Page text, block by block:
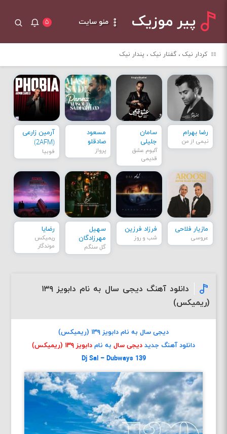
پیر موزیک منو سایت ۵
کردار نیک ، گفتار نیک ، پندار نیک
رضا بهرام
نیمی از من
سامان
جلیلی
آلبوم عشق
قدیمی
مسعود
صادقلو
پرواز
آرمین زارعی
(2AFM)
فوبیا
مازیار فلاحی
عروسی
فرزاد فرزین
شب و روز
سهیل
مهرزادگان
گل سنگم
رضایا
ریمیکس
موندگار
دانلود آهنگ دیجی سال به نام دابویز ۱۳۹
(ریمیکس)
دیجی سال به نام دابویز ۱۳۹ (ریمیکس)
دانلود آهنگ جدید دیجی سال به نام دابویز ۱۳۹ (ریمیکس)
Dj Sal – Dubways 139